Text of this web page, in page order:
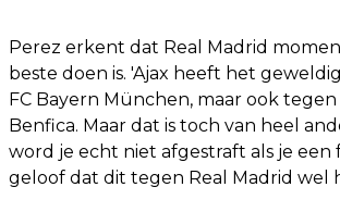
Perez erkent dat Real Madrid
beste doen is. 'Ajax heeft het
FC Bayern München, maar ook
Benfica. Maar dat is toch van heel
word je echt niet afgestraft als je een
geloof dat dit tegen Real Madrid wel